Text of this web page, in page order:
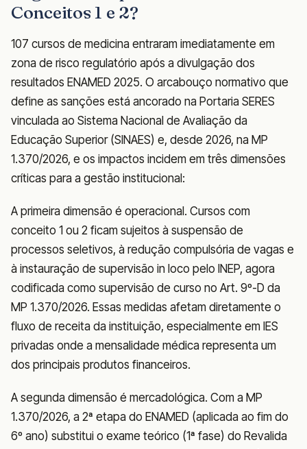
Conceitos 1 e 2?
107 cursos de medicina entraram imediatamente em
zona de risco regulatório após a divulgação dos
resultados ENAMED 2025. O arcabouço normativo que
define as sanções está ancorado na Portaria SERES
vinculada ao Sistema Nacional de Avaliação da
Educação Superior (SINAES) e, desde 2026, na MP
1.370/2026, e os impactos incidem em três dimensões
críticas para a gestão institucional:
A primeira dimensão é operacional. Cursos com
conceito 1 ou 2 ficam sujeitos à suspensão de
processos seletivos, à redução compulsória de vagas e
à instauração de supervisão in loco pelo INEP, agora
codificada como supervisão de curso no Art. 9º-D da
MP 1.370/2026. Essas medidas afetam diretamente o
fluxo de receita da instituição, especialmente em IES
privadas onde a mensalidade médica representa um
dos principais produtos financeiros.
A segunda dimensão é mercadológica. Com a MP
1.370/2026, a 2ª etapa do ENAMED (aplicada ao fim do
6º ano) substitui o exame teórico (1ª fase) do Revalida